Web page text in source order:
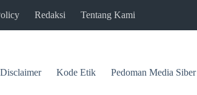
Redaksi Tentang Kami
Disclaimer Kode Etik Pedoman Media Siber